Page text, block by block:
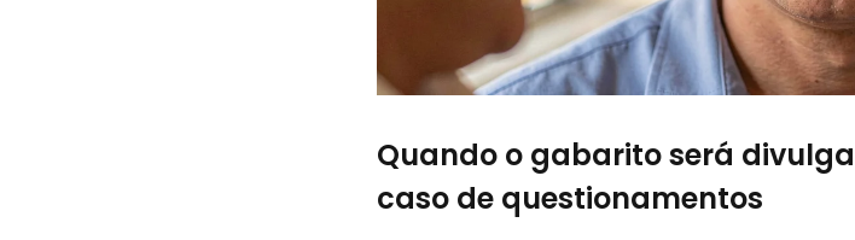
Quando o gabarito será
caso de questionamentos